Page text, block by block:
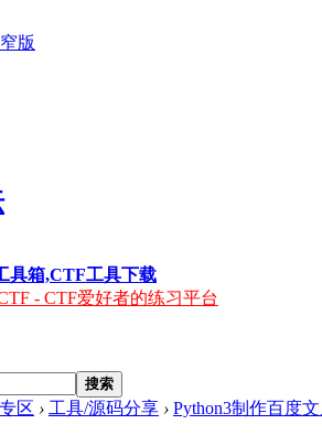
版
具箱,CTF工具下载
- CTF爱好者的练习平台
搜索
区 › 工具/源码分享 › Python3制作百度